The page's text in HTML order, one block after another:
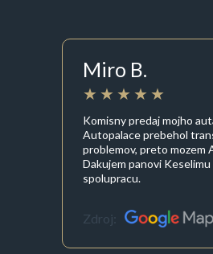
Miro B.
Komisny predaj mojho
Autopalace prebehol
problemov, preto mozem
Dakujem panovi
spolupracu.
Zdroj: